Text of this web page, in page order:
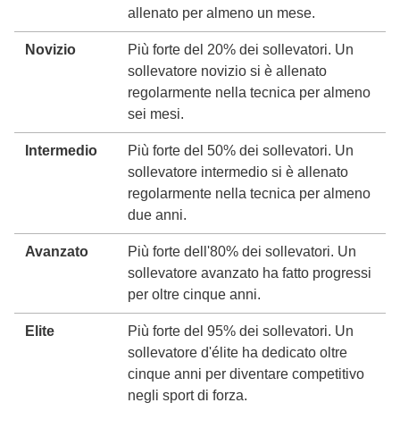
allenato per almeno un mese.
Novizio
Più forte del 20% dei sollevatori. Un
sollevatore novizio si è allenato
regolarmente nella tecnica per almeno
sei mesi.
Intermedio
Più forte del 50% dei sollevatori. Un
sollevatore intermedio si è allenato
regolarmente nella tecnica per almeno
due anni.
Avanzato
Più forte dell'80% dei sollevatori. Un
sollevatore avanzato ha fatto progressi
per oltre cinque anni.
Elite
Più forte del 95% dei sollevatori. Un
sollevatore d'élite ha dedicato oltre
cinque anni per diventare competitivo
negli sport di forza.